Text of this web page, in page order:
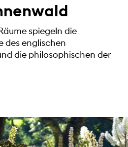
spiegeln die
des englischen
die philosophischen der